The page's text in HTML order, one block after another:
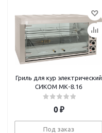
Гриль для кур электрический
СИКОМ МК-8.16
0₽
Под заказ